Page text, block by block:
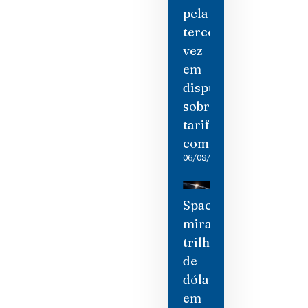
pela
terceira
vez
em
disputa
sobre
tarifas
comerciais
06/08/2026
SpaceX
mira
trilhão
de
dólares
em